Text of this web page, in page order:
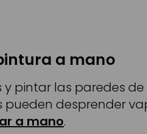
a mano
pintar las paredes
desprender
a mano.